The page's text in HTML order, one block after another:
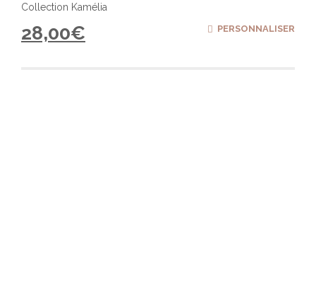
Collection Kamélia
28,00€ PERSONNALISER